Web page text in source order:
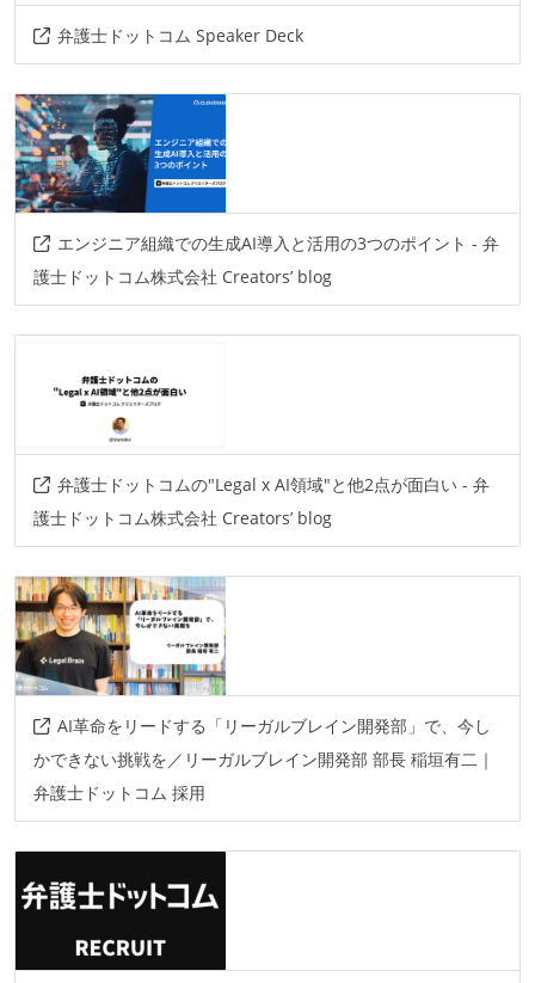
弁護士ドットコム Speaker Deck
エンジニア組織での生成AI導入と活用の3つのポイント - 弁
護士ドットコム株式会社 Creators’ blog
弁護士ドットコムの"Legal x AI領域"と他2点が面白い - 弁
護士ドットコム株式会社 Creators’ blog
AI革命をリードする「リーガルブレイン開発部」で、今し
かできない挑戦を／リーガルブレイン開発部 部長 稲垣有二｜
弁護士ドットコム 採用